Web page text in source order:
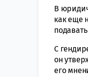
В
как еще
С
он
его